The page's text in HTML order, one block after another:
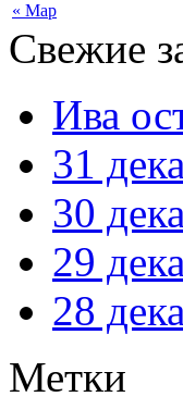
« Мар
Свежие
Ива
31
30
29
28
Метки